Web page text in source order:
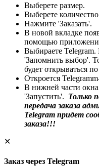
Выберете размер.
Выберете
Нажмите 'Заказать'.
В новой вкладке
помощью
Выбираете Telegram.
'Запомнить выбор'.
будет открываться
Откроется
В нижней части
'Запустить'. Только
передача заказа
Telegram придет
заказа!!!
✕
Заказ через Telegram